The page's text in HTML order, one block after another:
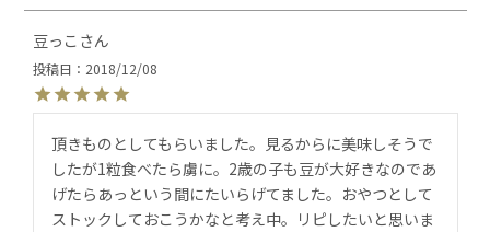
豆っこ
投稿日 2018/12/08
頂きものとしてもらいました。見るからに美味しそうで
したが1粒食べたら虜に。2歳の子も豆が大好きなのであ
げたらあっという間にたいらげてました。おやつとして
ストックしておこうかなと考え中。リピしたいと思いま